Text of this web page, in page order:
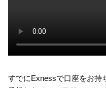
すでにExnessで口座をお持